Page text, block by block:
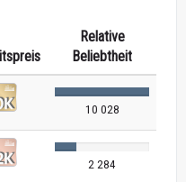
Relative
Beliebtheit
10 028
2 284